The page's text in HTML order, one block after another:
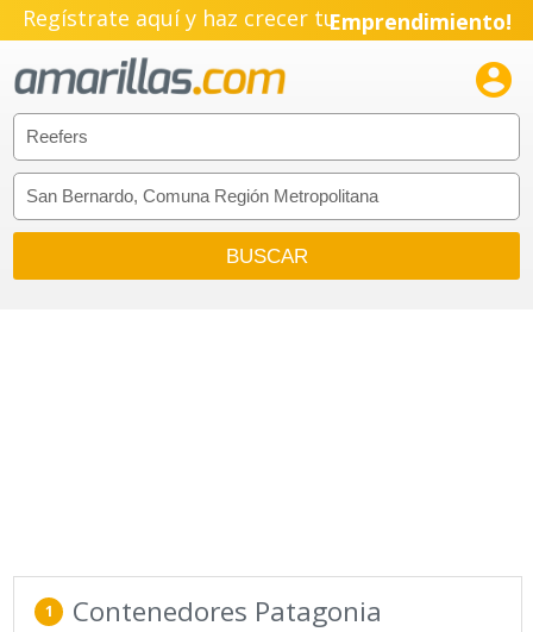
Regístrate aquí y haz crecer tuEmprendimiento!

1 Contenedores Patagonia